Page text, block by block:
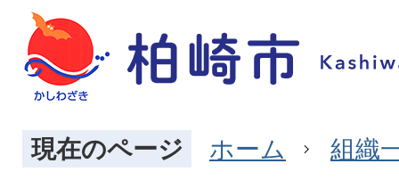
現在のページ ホーム 組織